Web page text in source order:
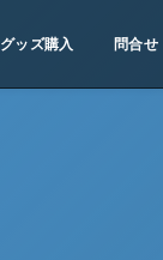
グッズ購入 問合せ